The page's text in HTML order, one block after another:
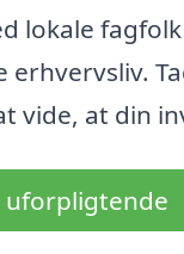
lokale
erhvervsliv.
vide, at din
uforpligtende